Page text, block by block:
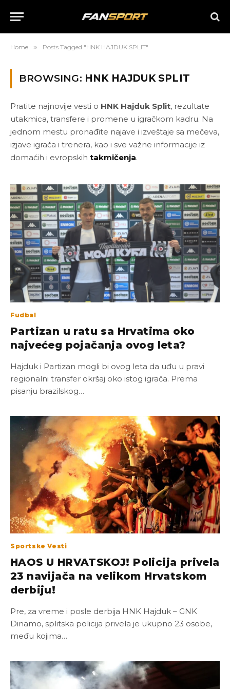
Home » Posts Tagged "HNK HAJDUK SPLIT"
BROWSING: HNK HAJDUK SPLIT
Pratite najnovije vesti o HNK Hajduk Split, rezultate
utakmica, transfere i promene u igračkom kadru. Na
jednom mestu pronađite najave i izveštaje sa mečeva,
izjave igrača i trenera, kao i sve važne informacije iz
domaćih i evropskih takmičenja.
Fudbal
Partizan u ratu sa Hrvatima oko
najvećeg pojačanja ovog leta?
Hajduk i Partizan mogli bi ovog leta da uđu u pravi
regionalni transfer okršaj oko istog igrača. Prema
pisanju brazilskog…
Sportske Vesti
HAOS U HRVATSKOJ! Policija privela
23 navijača na velikom Hrvatskom
derbiju!
Pre, za vreme i posle derbija HNK Hajduk – GNK
Dinamo, splitska policija privela je ukupno 23 osobe,
među kojima…